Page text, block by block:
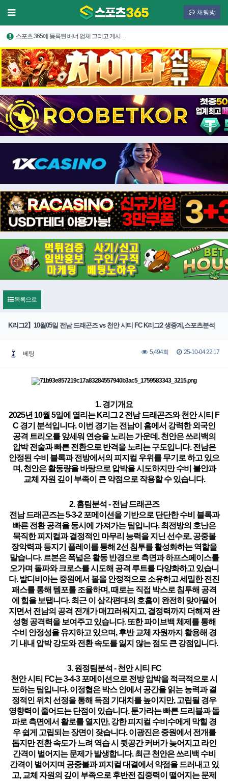
채팅방
스포츠 365에 등록된 배너 업체 그리고 게시…
목록으로
K리그2】10월05일 전남 드래곤즈 vs 천안 시티 FC K리그2 생중계,스포츠분석
베팅 5,494회 25-10-04 22:17
1. 경기개요
2025년 10월 5일에 열리는 K리그 2 전남 드래곤즈와 천안 시티 F
C 경기 분석입니다. 이번 경기는 전남이 홈에서 강력한 외국인
공격 트리오를 앞세워 연승을 노리는 가운데, 천안은 쓰리백의
압박 전술과 빠른 전환으로 반격을 노리는 구도입니다. 전남은
안정된 수비 블록과 전방에서의 피지컬 우위를 무기로 하고 있으
며, 천안은 활동량을 바탕으로 압박을 시도하지만 수비 불안과
교체 자원 깊이 부족이 큰 약점으로 작용할 수 있습니다.
2. 홈팀분석 - 전남 드래곤즈
전남 드래곤즈는5-3-2 포메이션을 기반으로 단단한 수비 블록과
빠른 전환 공격을 동시에 가져가는 팀입니다. 최전방의 호난은
묵직한 피지컬과 결정적인 마무리 능력을 지닌 선수로,공중볼
장악력과 등지기 플레이를 통해 2선 침투를 활성화하는 역할을
맡습니다. 르본은 폭넓은 활동 반경으로 측면과 하프스페이스를
오가며 돌파와 크로스를 시도해 공격 루트를 다양화하고 있습니
다. 발디비아는 중원에서 볼을 안정적으로 소유하고 세밀한 전진
패스를 통해 템포를 조율하며, 때로는 직접 박스로 침투해 공격
에 힘을 보탭니다. 최근 이 삼각편대의 호흡이 완전히 맞아떨어
지면서 전남의 공격 전개가 매끄러워지고, 결정력까지 더해져 완
성형 공격력을 보여주고 있습니다. 또한 파이브백 체제를 통해
수비 안정성을 유지하고 있으며, 후반 교체 자원까지 활용해 경
기 내내 압박 강도와 전환 속도를 잃지 않는 점도 큰 강점입니다.
3. 원정팀분석 - 천안 시티 FC
천안 시티 FC는3-4-3 포메이션으로 전방 압박을 적극적으로 시
도하는 팀입니다. 이정협은 박스 안에서 공간을 읽는 능력과 결
정적인 위치 선정을 통해 득점 기대치를 높이지만, 고립될 경우
영향력이 줄어드는 단점이 있습니다. 툰가라는 빠른 드리블과 돌
파로 측면에서 활로를 열지만, 강한 피지컬 수비수에게 막힐 경
우 쉽게 고립되는 장면이 잦습니다. 이광진은 중원에서 전개를
돕지만 전환 속도가 느려 역습 시 뒷공간 커버가 늦어지고 라인
간격이 벌어지는 문제가 발생합니다. 최근 천안은쓰리백 수비
간격이 벌어지며 공중볼과 피지컬 대결에서 약점을 드러내고 있
고, 교체 자원의 깊이 부족으로 후반전 집중력이 떨어지는 문제